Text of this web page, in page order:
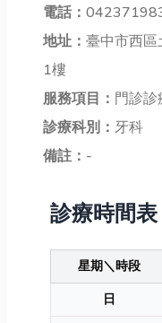
電話：
地址： 臺中市西
1樓
服務項目： 門診診
診療科別： 牙科
備註： -
診療時間表
星期＼時段
日